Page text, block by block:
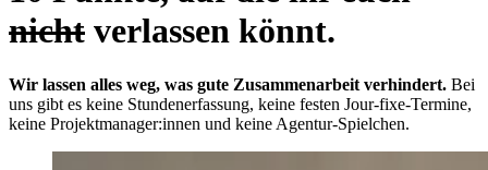
nicht verlassen könnt.
Wir lassen alles weg, was gute Zusammenarbeit verhindert. Bei
uns gibt es keine Stundenerfassung, keine festen Jour-fixe-Termine,
keine Projektmanager:innen und keine Agentur-Spielchen.